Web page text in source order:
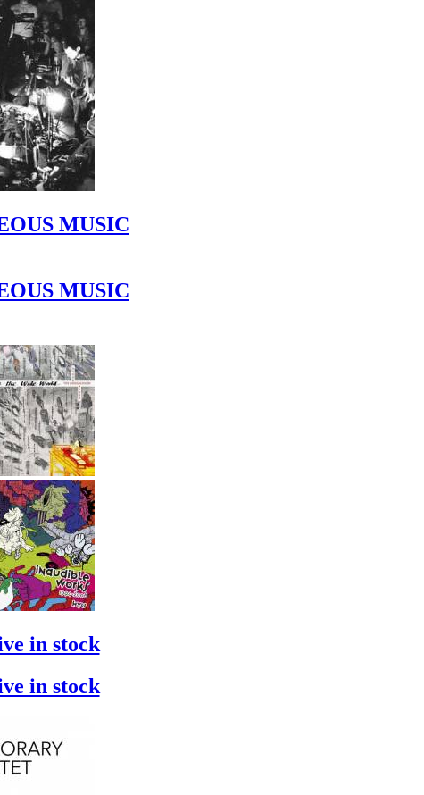
MUSIC
MUSIC
in stock
in stock